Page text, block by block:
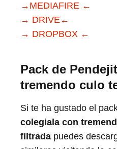
→MEDIAFIRE ←
→ DRIVE←
→ DROPBOX ←
Pack de
tremendo culo
Si te ha gustado el
colegiala con
filtrada puedes